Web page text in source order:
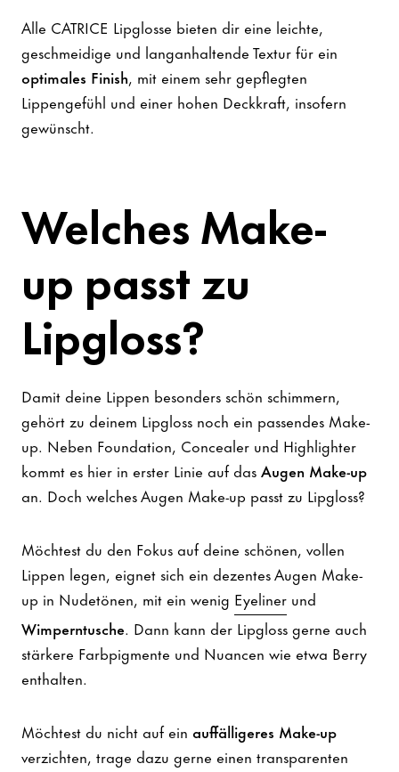
Alle CATRICE Lipglosse bieten dir eine leichte,
geschmeidige und langanhaltende Textur für ein
optimales Finish, mit einem sehr gepflegten
Lippengefühl und einer hohen Deckkraft, insofern
gewünscht.
Welches Make-
up passt zu
Lipgloss?
Damit deine Lippen besonders schön schimmern,
gehört zu deinem Lipgloss noch ein passendes Make-
up. Neben Foundation, Concealer und Highlighter
kommt es hier in erster Linie auf dasAugen Make-up
an. Doch welches Augen Make-up passt zu Lipgloss?
Möchtest du den Fokus auf deine schönen, vollen
Lippen legen, eignet sich ein dezentes Augen Make-
up in Nudetönen, mit ein wenig Eyeliner und
Wimperntusche. Dann kann der Lipgloss gerne auch
stärkere Farbpigmente und Nuancen wie etwa Berry
enthalten.
Möchtest du nicht auf ein auffälligeres Make-up
verzichten, trage dazu gerne einen transparenten